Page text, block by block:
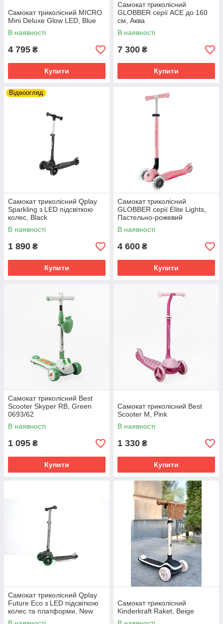
Самокат триколісний MICRO
Mini Deluxe Glow LED, Blue
В наявності
4 795 ₴
Купити
Самокат триколісний
GLOBBER серії ACE до 160
см, Аква
В наявності
7 300 ₴
Купити
Відеоогляд
Самокат триколісний Qplay
Sparkling з LED підсвіткою
колес, Black
В наявності
1 890 ₴
Купити
Самокат триколісний
GLOBBER серії Elite Lights,
Пастельно-рожевий
В наявності
4 600 ₴
Купити
Самокат триколісний Best
Scooter Skyper RB, Green
0693/62
В наявності
1 095 ₴
Купити
Самокат триколісний Best
Scooter M, Pink
В наявності
1 330 ₴
Купити
Самокат триколісний Qplay
Future Eco з LED підсвіткою
колес та платформи, New
Green
Самокат триколісний
Kinderkraft Raket, Beige